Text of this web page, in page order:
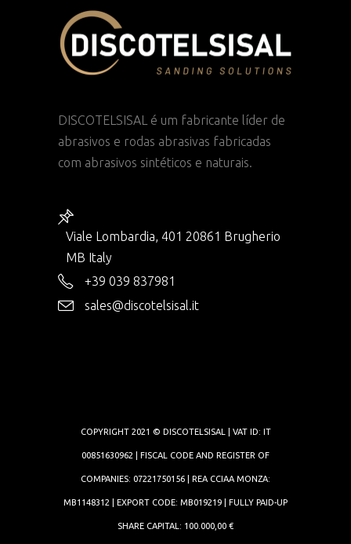
DISCOTELSISAL é um fabricante líder de
abrasivos e rodas abrasivas fabricadas
com abrasivos sintéticos e naturais.
Viale Lombardia, 401 20861 Brugherio
MB Italy
+39 039 837981
sales@discotelsisal.it
COPYRIGHT 2021 © DISCOTELSISAL | VAT ID: IT
00851630962 | FISCAL CODE AND REGISTER OF
COMPANIES: 07221750156 | REA CCIAA MONZA:
MB1148312 | EXPORT CODE: MB019219 | FULLY PAID-UP
SHARE CAPITAL: 100.000,00 €